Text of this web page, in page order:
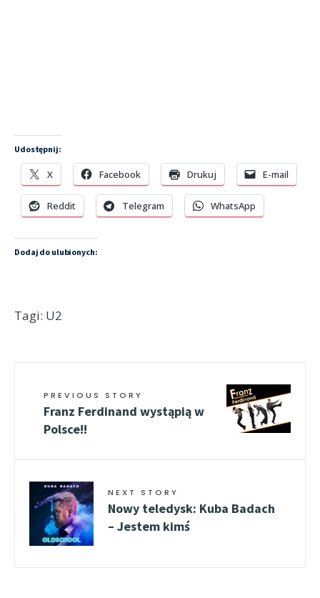
Udostępnij:
X Facebook Drukuj E-mail
Reddit Telegram WhatsApp
Dodaj do ulubionych:
Tagi: U2
PREVIOUS STORY
Franz Ferdinand wystąpią w
Polsce!!
NEXT STORY
Nowy teledysk: Kuba Badach
– Jestem kimś